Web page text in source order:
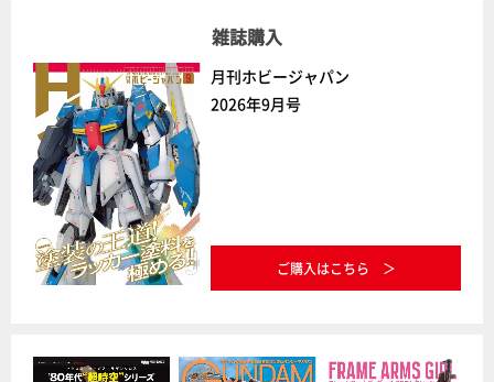
雑誌購入
月刊ホビージャパン
2026年9月号
ご購入はこちら